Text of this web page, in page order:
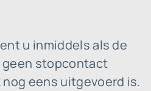
u inmiddels als de
stopcontact
eens uitgevoerd is.